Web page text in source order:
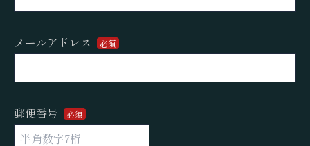
メールアドレス 必須
郵便番号 必須